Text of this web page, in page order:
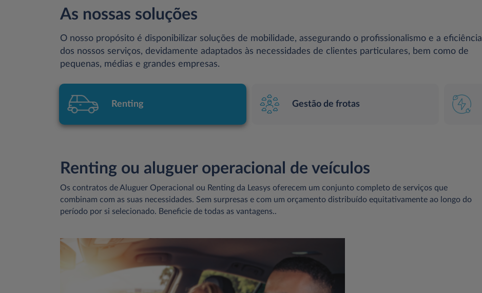
As nossas soluções
O nosso propósito é disponibilizar soluções de mobilidade, assegurando o profissionalismo e a eficiência
dos nossos serviços, devidamente adaptados às necessidades de clientes particulares, bem como de
pequenas, médias e grandes empresas.
Renting Gestão de frotas
Renting ou aluguer operacional de veículos
Os contratos de Aluguer Operacional ou Renting da Leasys oferecem um conjunto completo de serviços que
combinam com as suas necessidades. Sem surpresas e com um orçamento distribuído equitativamente ao longo do
período por si selecionado. Beneficie de todas as vantagens..